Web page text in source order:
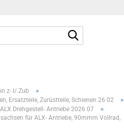
z- I/ Zub »
Ersatzteile, Zurüstteile, Schienen 26 02 »
Drehgestell- Antriebe 2026 07 »
für ALX- Antriebe, 90mmm Vollrad,